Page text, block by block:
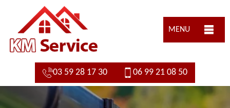
MENU
03 59 28 17 30 06 99 21 08 50